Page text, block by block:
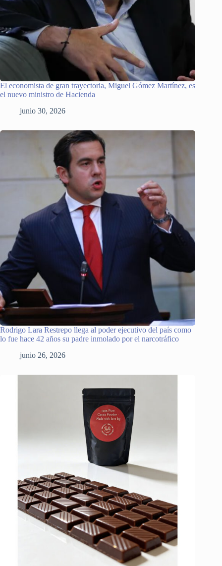
El economista de gran trayectoria, Miguel Gómez Martínez, es
el nuevo ministro de Hacienda
junio 30, 2026
Rodrigo Lara Restrepo llega al poder ejecutivo del país como
lo fue hace 42 años su padre inmolado por el narcotráfico
junio 26, 2026